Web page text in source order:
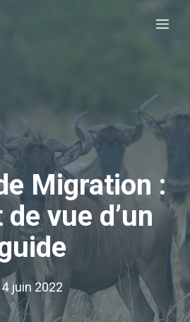
Migration :
vue d’un
4 juin 2022